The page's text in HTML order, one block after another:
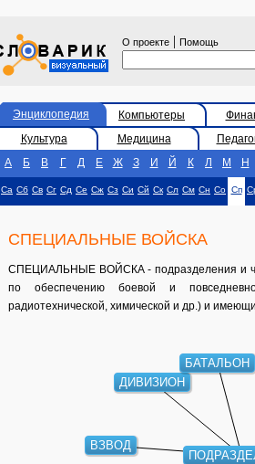
О проекте | Помощь
Энциклопедия Компьютеры
Культура
Медицина
А
Б В Г Д Е Ж З И Й К Л М Н
Са Сб Св Сг Сд Се Сж Сз Си Сй Ск Сл См Сн Со Сп
СПЕЦИАЛЬНЫЕ ВОЙСКА
СПЕЦИАЛЬНЫЕ ВОЙСКА - подразделения и
по обеспечению боевой и
радиотехнической, химической и др.) и
ДИВИЗИОН
ВЗВОД
БАТАЛЬОН